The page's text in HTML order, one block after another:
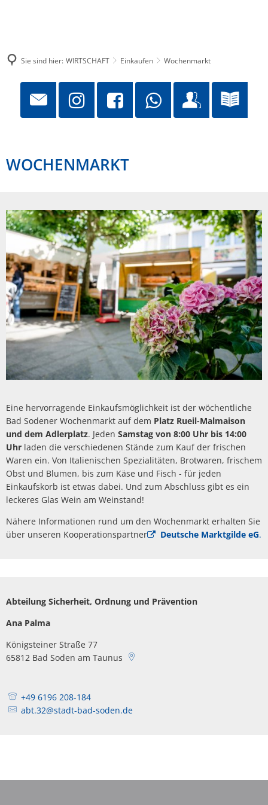
Sie sind hier: WIRTSCHAFT Einkaufen Wochenmarkt
WOCHENMARKT
Eine hervorragende Einkaufsmöglichkeit ist der wöchentliche
Bad Sodener Wochenmarkt auf dem Platz Rueil-Malmaison
und dem Adlerplatz. Jeden Samstag von 8:00 Uhr bis 14:00
Uhr laden die verschiedenen Stände zum Kauf der frischen
Waren ein. Von Italienischen Spezialitäten, Brotwaren, frischem
Obst und Blumen, bis zum Käse und Fisch - für jeden
Einkaufskorb ist etwas dabei. Und zum Abschluss gibt es ein
leckeres Glas Wein am Weinstand!
Nähere Informationen rund um den Wochenmarkt erhalten Sie
über unseren Kooperationspartner
Deutsche Marktgilde eG.
Abteilung Sicherheit, Ordnung und Prävention
Ana Palma
Königsteiner Straße 77
65812 Bad Soden am Taunus
+49 6196 208-184
abt.32@stadt-bad-soden.de